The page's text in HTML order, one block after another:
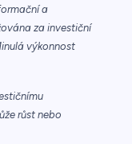
a
za investiční
výkonnost
růst nebo